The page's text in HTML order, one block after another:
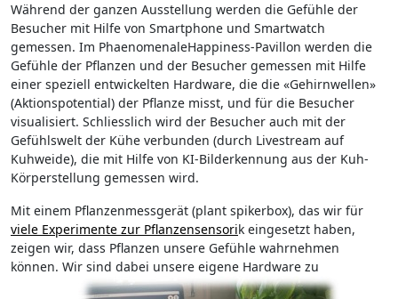
Während der ganzen Ausstellung werden die Gefühle der
Besucher mit Hilfe von Smartphone und Smartwatch
gemessen. Im PhaenomenaleHappiness-Pavillon werden die
Gefühle der Pflanzen und der Besucher gemessen mit Hilfe
einer speziell entwickelten Hardware, die die «Gehirnwellen»
(Aktionspotential) der Pflanze misst, und für die Besucher
visualisiert. Schliesslich wird der Besucher auch mit der
Gefühlswelt der Kühe verbunden (durch Livestream auf
Kuhweide), die mit Hilfe von KI-Bilderkennung aus der Kuh-
Körperstellung gemessen wird.
Mit einem Pflanzenmessgerät (plant spikerbox), das wir für
viele Experimente zur Pflanzensensorik eingesetzt haben,
zeigen wir, dass Pflanzen unsere Gefühle wahrnehmen
können. Wir sind dabei unsere eigene Hardware zu